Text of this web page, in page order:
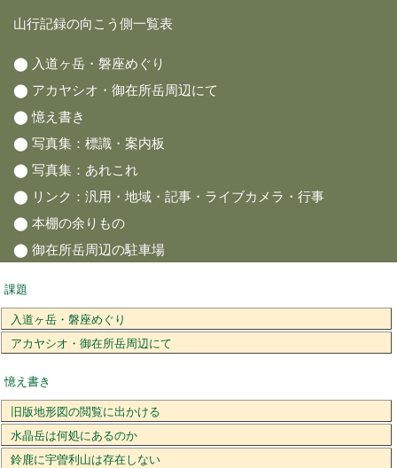
山行記録の向こう側一覧表
⬤ 入道ヶ岳・磐座めぐり
⬤ アカヤシオ・御在所岳周辺にて
⬤憶え書き
⬤ 写真集：標識・案内板
⬤ 写真集：あれこれ
⬤ リンク ： 汎用 ・ 地域 ・ 記事 ・ ライブカメラ ・ 行事
⬤ 本棚の余りもの
⬤ 御在所岳周辺の駐車場
課題
入道ヶ岳・磐座めぐり
アカヤシオ・御在所岳周辺にて
憶え書き
旧版地形図の閲覧に出かける
水晶岳は何処にあるのか
鈴鹿に宇曽利山は存在しない